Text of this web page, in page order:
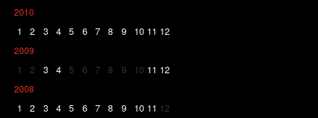
2010
1 2 3 4 5 6 7 8 9 10 11 12
2009
1 2 3 4 5 6 7 8 9 10 11 12
2008
1 2 3 4 5 6 7 8 9 10 11 12